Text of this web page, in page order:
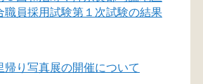
職員採用試験第１次試験の結果
帰り写真展の開催について